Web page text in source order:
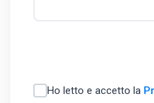
Ho letto e accetto la